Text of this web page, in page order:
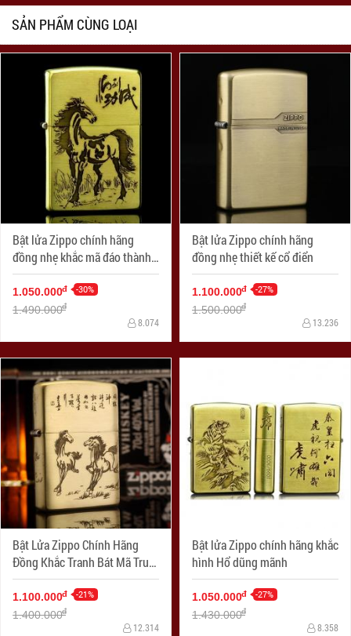
SẢN PHẨM CÙNG LOẠI
Bật lửa Zippo chính hãng
đồng nhẹ khắc mã đáo thành
công
1.050.000đ -30%
1.490.000đ
8.074
Bật lửa Zippo chính hãng
đồng nhẹ thiết kế cổ điển
1.100.000đ -27%
1.500.000đ
13.236
Bật Lửa Zippo Chính Hãng
Đồng Khắc Tranh Bát Mã Truy
Phong
1.100.000đ -21%
1.400.000đ
12.314
Bật lửa Zippo chính hãng khắc
hình Hổ dũng mãnh
1.050.000đ -27%
1.430.000đ
8.358